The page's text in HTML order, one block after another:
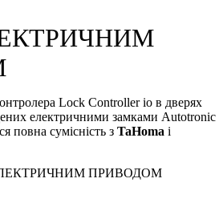
Lock Controller io в дверях
електричними замками Autotronic
повна сумісність зTaHoma і